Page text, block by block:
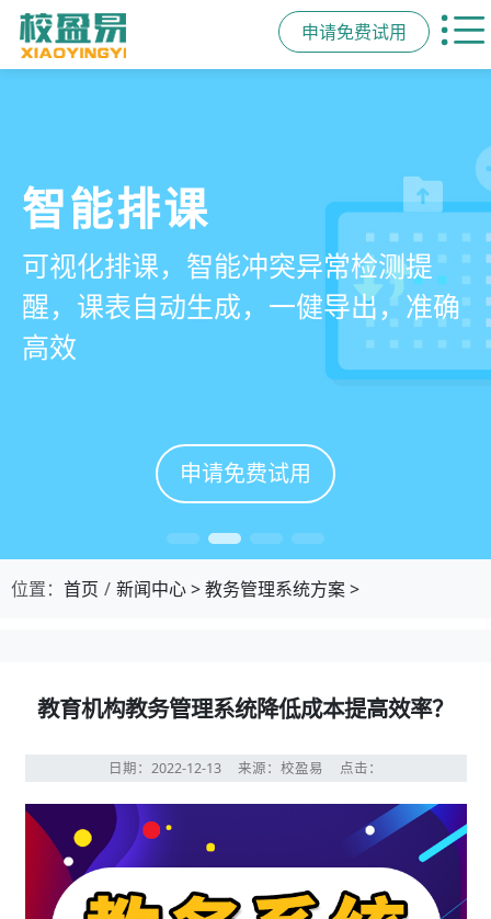
申请免费试用
管学校，用校盈易
培训机构教务管理系
统
有效提升运营管理效率45%
申请免费试用
智能排课
可视化排课，智能冲突异常检测提
醒，课表自动生成，一健导出，准确
高效
申请免费试用
课时统计
学员签到同步扣减课时，老师带课量
自动统计、汇总，数据清晰可查免扯
皮
申请免费试用
家校互动
一部手机链接教师、学员、家长，沟
通互动零距离，服务贴心铸口碑促续
费
申请免费试用
位置： 首页 新闻中心>教务管理系统方案>
教育机构教务管理系统降低成本提高效率？
日期：2022-12-13 来源：校盈易 点击：